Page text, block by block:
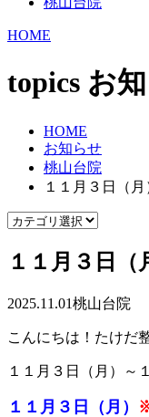
HOME
topics お
HOME
お知らせ
桃山台院
１１月３日（
１１月３日
2025.11.01桃山台院
こんにちは！たけだ
１１月３日（月）
１１月３ 日（月）